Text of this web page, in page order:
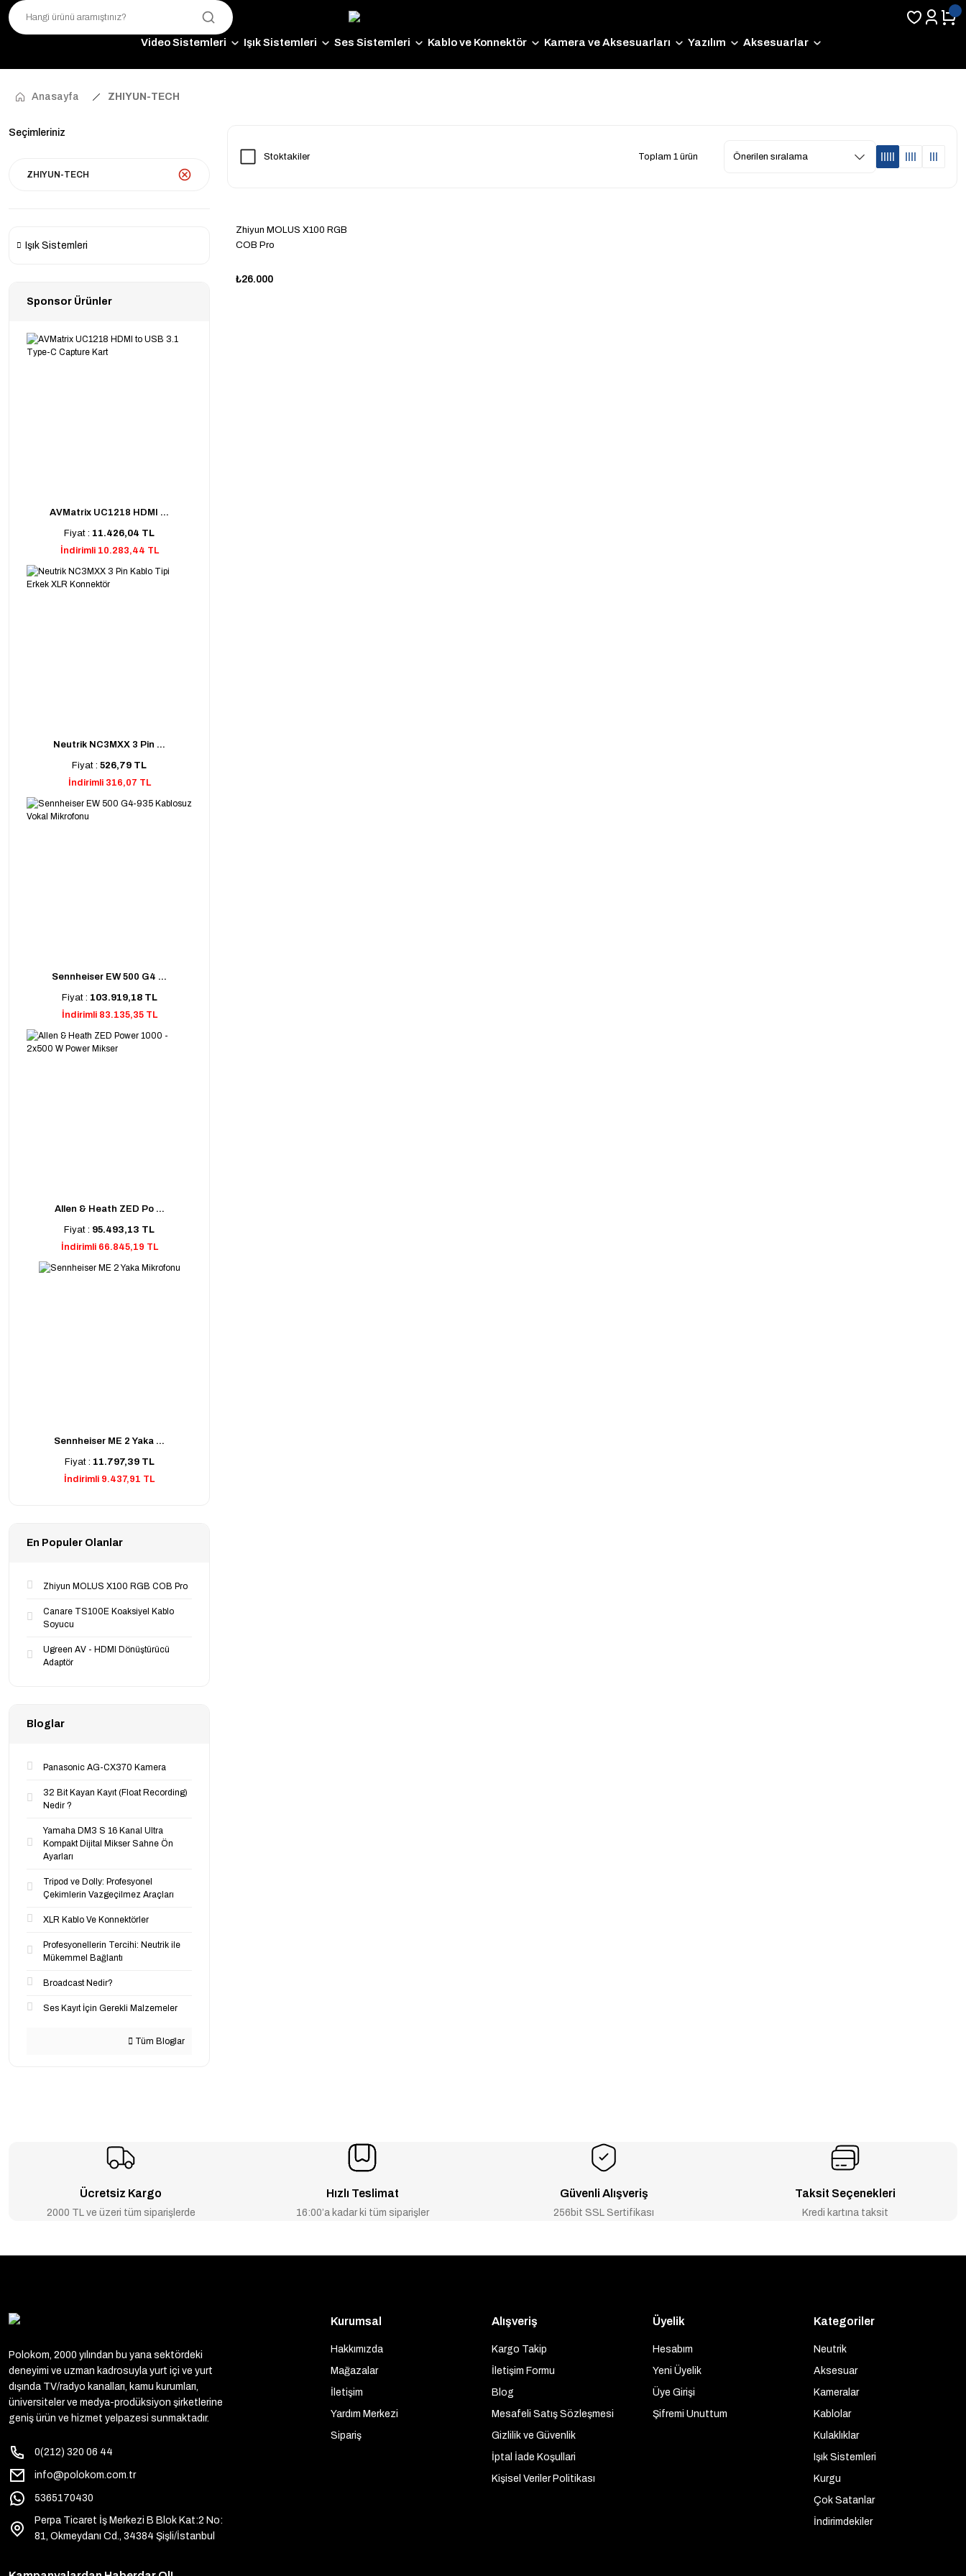
Video Sistemleri Işık Sistemleri Ses Sistemleri Kablo ve Konnektör Kamera ve Aksesuarları Yazılım Aksesuarlar
Anasayfa ZHIYUN-TECH
Seçimleriniz
ZHIYUN-TECH
Işık Sistemleri
Sponsor Ürünler
AVMatrix UC1218 HDMI ...
Fiyat : 11.426,04 TL
İndirimli 10.283,44 TL
Neutrik NC3MXX 3 Pin ...
Fiyat : 526,79 TL
İndirimli 316,07 TL
Sennheiser EW 500 G4 ...
Fiyat : 103.919,18 TL
İndirimli 83.135,35 TL
Allen & Heath ZED Po ...
Fiyat : 95.493,13 TL
İndirimli 66.845,19 TL
Sennheiser ME 2 Yaka ...
Fiyat : 11.797,39 TL
İndirimli 9.437,91 TL
En Populer Olanlar
Zhiyun MOLUS X100 RGB COB Pro
Canare TS100E Koaksiyel Kablo
Soyucu
Ugreen AV - HDMI Dönüştürücü
Adaptör
Bloglar
Panasonic AG-CX370 Kamera
32 Bit Kayan Kayıt (Float Recording)
Nedir ?
Yamaha DM3 S 16 Kanal Ultra
Kompakt Dijital Mikser Sahne Ön
Ayarları
Tripod ve Dolly: Profesyonel
Çekimlerin Vazgeçilmez Araçları
XLR Kablo Ve Konnektörler
Profesyonellerin Tercihi: Neutrik ile
Mükemmel Bağlantı
Broadcast Nedir?
Ses Kayıt İçin Gerekli Malzemeler
Tüm Bloglar
Stoktakiler Toplam 1 ürün
Zhiyun MOLUS X100 RGB
COB Pro
₺26.000
Ücretsiz Kargo
2000 TL ve üzeri tüm siparişlerde
Hızlı Teslimat
16:00’a kadar ki tüm siparişler
Güvenli Alışveriş
256bit SSL Sertifikası
Taksit Seçenekleri
Kredi kartına taksit
Polokom, 2000 yılından bu yana sektördeki
deneyimi ve uzman kadrosuyla yurt içi ve yurt
dışında TV/radyo kanalları, kamu kurumları,
üniversiteler ve medya-prodüksiyon şirketlerine
geniş ürün ve hizmet yelpazesi sunmaktadır.
0(212) 320 06 44
info@polokom.com.tr
5365170430
Perpa Ticaret İş Merkezi B Blok Kat:2 No:
81, Okmeydanı Cd., 34384 Şişli/İstanbul
Kurumsal
Hakkımızda
Mağazalar
İletişim
Yardım Merkezi
Sipariş
Alışveriş
Kargo Takip
İletişim Formu
Blog
Mesafeli Satış Sözleşmesi
Gizlilik ve Güvenlik
İptal İade Koşullari
Kişisel Veriler Politikası
Üyelik
Hesabım
Yeni Üyelik
Üye Girişi
Şifremi Unuttum
Kategoriler
Neutrik
Aksesuar
Kameralar
Kablolar
Kulaklıklar
Işık Sistemleri
Kurgu
Çok Satanlar
İndirimdekiler